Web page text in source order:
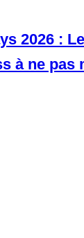
2026 :
à ne pas